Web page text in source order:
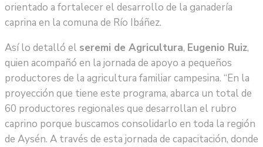
orientado a fortalecer el desarrollo de la ganadería
caprina en la comuna de Río Ibáñez.
Así lo detalló el seremi de Agricultura, Eugenio Ruiz,
quien acompañó en la jornada de apoyo a pequeños
productores de la agricultura familiar campesina. “En la
proyección que tiene este programa, abarca un total de
60 productores regionales que desarrollan el rubro
caprino porque buscamos consolidarlo en toda la región
de Aysén. A través de esta jornada de capacitación, donde